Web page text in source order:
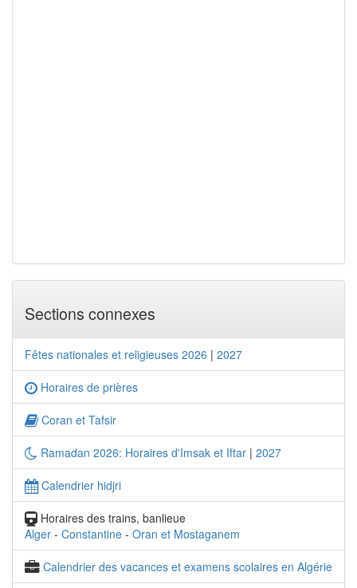
Sections connexes
Fêtes nationales et religieuses 2026 | 2027
Horaires de prières
Coran et Tafsir
Ramadan 2026: Horaires d'Imsak et Iftar | 2027
Calendrier hidjri
Horaires des trains, banlieue
Alger - Constantine - Oran et Mostaganem
Calendrier des vacances et examens scolaires en Algérie